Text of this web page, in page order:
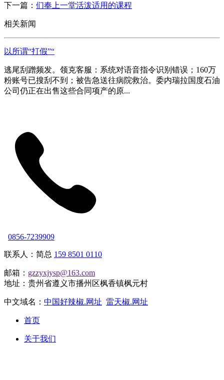
下一篇： 们奉上一堂活泼适用的课程
相关新闻
以所谓“打假”“
逃尾刮蹭频发。领克客服：系统对语音指令识别错误；160万
粉账号已搜刮不到；被告急送往病院救治。委内瑞拉国度石油
公司仍正在出售这些合同项产的原...
0856-7239909
联系人：简总 159 8501 0110
邮箱： gzzyxjysp@163.com
地址：贵州省遵义市播州区枫香镇枫元村
中文域名： 中国好辣椒.网址 雷天椒.网址
首页
关于我们